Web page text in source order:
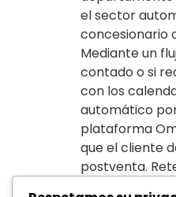
el sector
concesionario
Mediante un
contado o si
con los
automático
plataforma
que el cliente
postventa.
través de